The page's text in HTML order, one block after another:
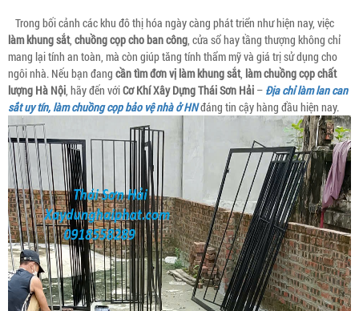
Trong bối cảnh các khu đô thị hóa ngày càng phát triển như hiện nay, việc
làm khung sắt, chuồng cọp cho ban công, cửa sổ hay tầng thượng không chỉ
mang lại tính an toàn, mà còn giúp tăng tính thẩm mỹ và giá trị sử dụng cho
ngôi nhà. Nếu bạn đang cần tìm đơn vị làm khung sắt, làm chuồng cọp chất
lượng Hà Nội, hãy đến vớiCơ Khí Xây Dựng Thái Sơn Hải – Địa chỉ làm lan can
sắt uy tín, làm chuồng cọp bảo vệ nhà ở HNđáng tin cậy hàng đầu hiện nay.